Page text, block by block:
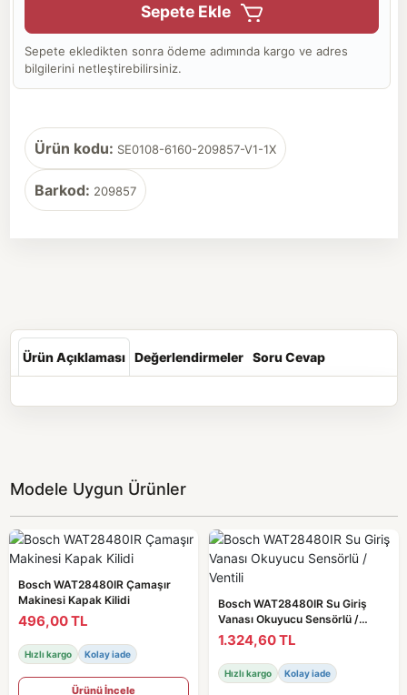
Sepete Ekle
Sepete ekledikten sonra ödeme adımında kargo ve adres
bilgilerini netleştirebilirsiniz.
Ürün kodu: SE0108-6160-209857-V1-1X
Barkod: 209857
Ürün Açıklaması Değerlendirmeler Soru Cevap
Modele Uygun Ürünler
Bosch WAT28480IR Çamaşır
Makinesi Kapak Kilidi
496,00 TL
Hızlı kargo Kolay iade
Ürünü İncele
Bosch WAT28480IR Su Giriş
Vanası Okuyucu Sensörlü /
Ventili
1.324,60 TL
Hızlı kargo Kolay iade